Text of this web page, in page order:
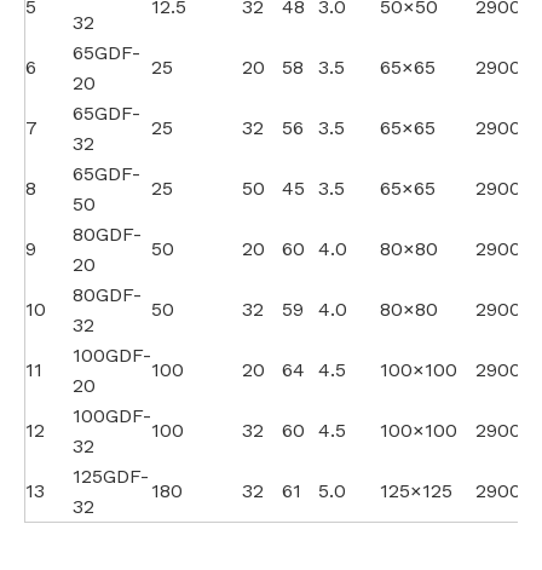
5
32
12.5 32 48 3.0 50×50 2900
6
65GDF-
20
25 20 58 3.5 65×65 2900
7
65GDF-
32
25 32 56 3.5 65×65 2900
8
65GDF-
50
25 50 45 3.5 65×65 2900
9
80GDF-
20
50 20 60 4.0 80×80 2900
10
80GDF-
32
50 32 59 4.0 80×80 2900
11
100GDF-
20
100 20 64 4.5 100×100 2900
12
100GDF-
32
100 32 60 4.5 100×100 2900
13
125GDF-
32
180 32 61 5.0 125×125 2900